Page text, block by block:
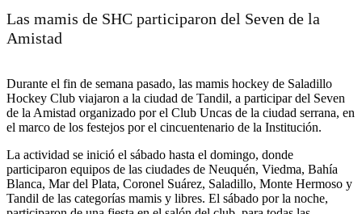
Las mamis de SHC participaron del Seven de la
Amistad
Durante el fin de semana pasado, las mamis hockey de Saladillo
Hockey Club viajaron a la ciudad de Tandil, a participar del Seven
de la Amistad organizado por el Club Uncas de la ciudad serrana, en
el marco de los festejos por el cincuentenario de la Institución.
La actividad se inició el sábado hasta el domingo, donde
participaron equipos de las ciudades de Neuquén, Viedma, Bahía
Blanca, Mar del Plata, Coronel Suárez, Saladillo, Monte Hermoso y
Tandil de las categorías mamis y libres. El sábado por la noche,